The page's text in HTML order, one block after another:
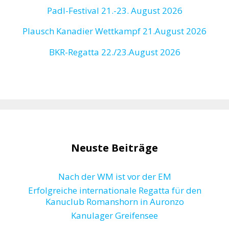
Padl-Festival 21.-23. August 2026
Plausch Kanadier Wettkampf 21.August 2026
BKR-Regatta 22./23.August 2026
Neuste Beiträge
Nach der WM ist vor der EM
Erfolgreiche internationale Regatta für den
Kanuclub Romanshorn in Auronzo
Kanulager Greifensee